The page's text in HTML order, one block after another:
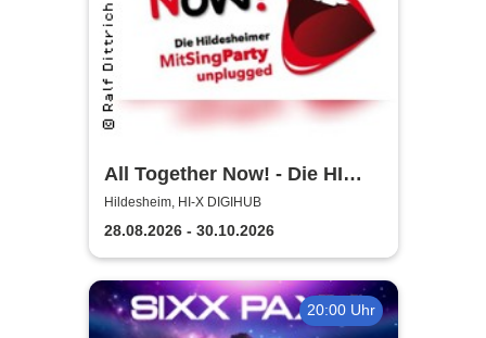
All Together Now! - Die HI
MitSingParty
Hildesheim, HI-X DIGIHUB
28.08.2026 - 30.10.2026
20:00 Uhr